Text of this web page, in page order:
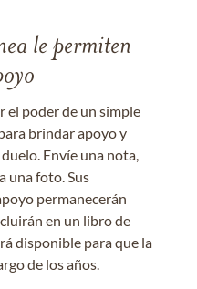
le permiten
el poder de un simple
brindar apoyo y
Envíe una nota,
una foto. Sus
permanecerán
en un libro de
disponible para que la
de los años.